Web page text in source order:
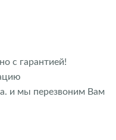
с гарантией!
и мы перезвоним Вам